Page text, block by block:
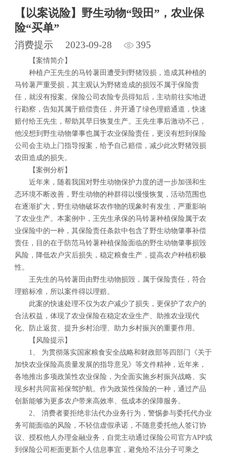
【以案说险】野生动物“毁田”，农业保
险“买单”
消费提示 2023-09-28 395
【案情简介】
种植户王先生的马铃薯田遭受到野猪毁损，造成其种植的
马铃薯严重受损，其主观认为野猪造成的损毁不属于保险责
任，就没有报案。保险公司农险专员得知后，主动前往实地进
行勘察，告知其属于赔偿责任，并开通了绿色理赔通道，快速
赔付给王先生，帮助其早日恢复生产。王先生事后激动不已，
他没想到野生动物肇事也属于农业保险责任，更没有想到保险
公司会主动上门指导报案，给予自己赔偿，减少此次野猪毁损
农田造成的损失。
【案例分析】
近年来，随着我国对野生动物保护力度的进一步加强和生
态环境不断改善，野生动物的种群得以慢慢恢复，活动范围也
在逐渐扩大，野生动物破坏农作物的现象时有发生，严重影响
了农业生产。本案例中，王先生承保的马铃薯种植保险属于农
业保险中的一种，其保险责任条款中包含了野生动物肇事补偿
责任，目的在于防范马铃薯种植保险面临的野生动物肇事损毁
风险，降低农户灾后损失，稳定粮食生产，提高农户种植积极
性。
王先生的马铃薯田由野生动物损毁，属于保险责任，符合
理赔标准，所以案件得以理赔。
此案的快速处理不仅为农户减少了损失，更保护了农户的
合法权益，体现了农业保险在稳定农业生产、助推农业现代
化、防止返贫、提升乡村治理、助力乡村振兴的重要作用。
【风险提示】
1、 为贯彻落实国家粮食安全战略和财政部等四部门《关于
加快农业保险高质量发展的指导意见》等文件精神，近年来，
各地推出多项政策性农业保险，为全面实施乡村振兴战略、实
现乡村共同富裕保驾护航。作为政策性保险的一种，通过产品
创新能够为更多农户带来高效率、低成本的保障服务。
2、 消费者要拒绝非法代办业务行为，警惕参与委托代办业
务可能面临的风险，不轻信虚假承诺，不随意委托他人签订协
议、授权他人办理金融业务，自觉主动通过保险公司官方APP或
到保险公司柜面更新个人信息事宜，避免给不法分子可乘之